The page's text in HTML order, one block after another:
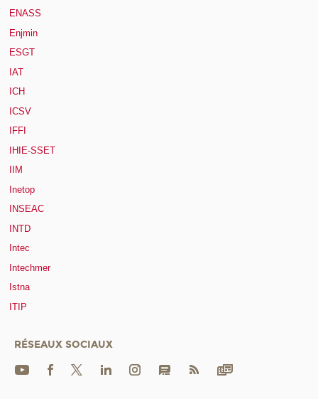
ENASS
Enjmin
ESGT
IAT
ICH
ICSV
IFFI
IHIE-SSET
IIM
Inetop
INSEAC
INTD
Intec
Intechmer
Istna
ITIP
RÉSEAUX SOCIAUX